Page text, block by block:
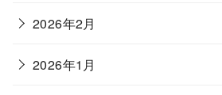
2026年2月
2026年1月